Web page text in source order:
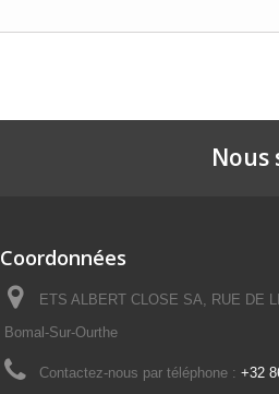
Nous
Coordonnées
ETS ALBERT CLOSE SA, RUE DE
Bomal-Sur-Ourthe
Contactez-nous par téléphone : +32